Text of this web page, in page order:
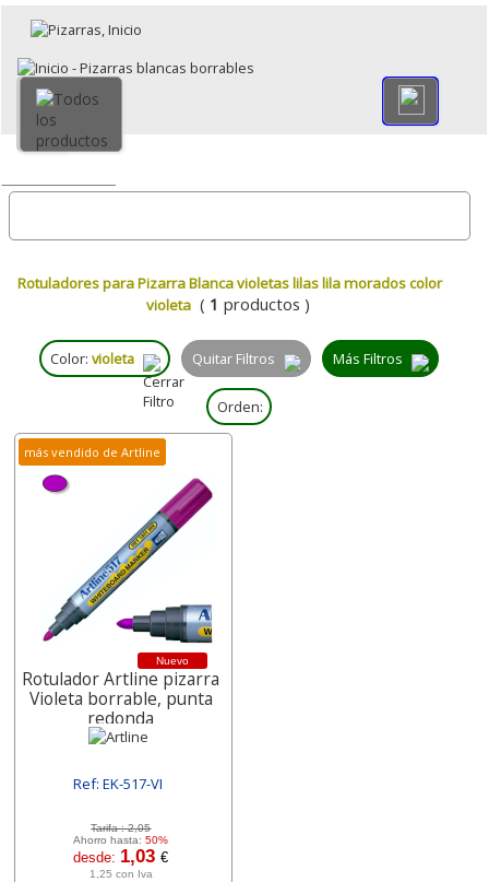
Volver
Rotuladores para Pizarra Blanca violetas lilas lila morados color
violeta ( 1 productos )
Color:violeta Quitar Filtros Más Filtros
Orden:
más vendido de Artline
Nuevo
Rotulador Artline pizarra
Violeta borrable, punta
redonda
Ref: EK-517-VI
Tarifa :2,05
Ahorro hasta:50%
desde: 1,03€
1,25 con Iva